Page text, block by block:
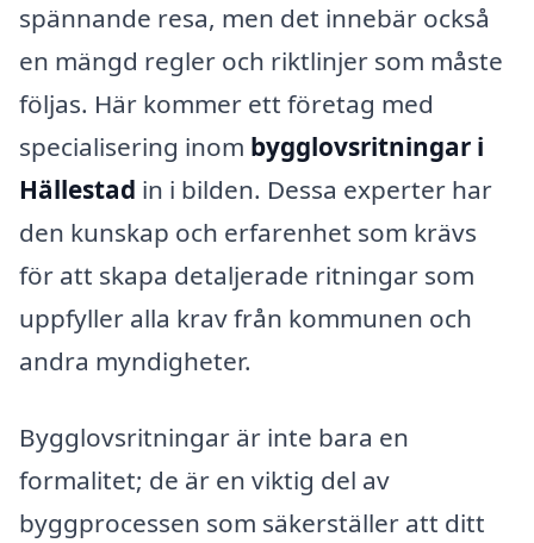
spännande resa, men det innebär också
en mängd regler och riktlinjer som måste
följas. Här kommer ett företag med
specialisering inom bygglovsritningar i
Hällestad in i bilden. Dessa experter har
den kunskap och erfarenhet som krävs
för att skapa detaljerade ritningar som
uppfyller alla krav från kommunen och
andra myndigheter.
Bygglovsritningar är inte bara en
formalitet; de är en viktig del av
byggprocessen som säkerställer att ditt